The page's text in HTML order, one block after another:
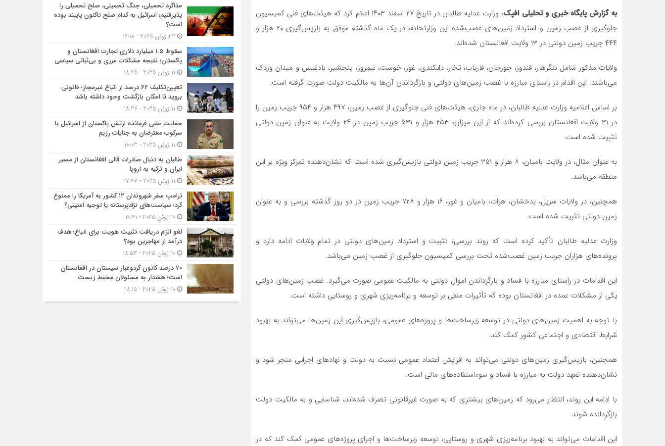
به گزارش پایگاه خبری و تحلیلی افپک
، وزارت عدلیه طالبان در تاریخ ۲۷ اسفند ۱۴۰۳ اعلام کرد که هیئت‌های فنی کمیسیون
جلوگیری از غصب زمین و استرداد زمین‌های غصب‌شده این وزارتخانه، در یک ماه گذشته موفق به بازپس‌گیری ۲۰ هزار و
۴۴۴ جریب زمین دولتی در ۱۳ ولایت افغانستان شده‌اند.
ولایات مذکور شامل ننگرهار، قندوز، جوزجان، فاریاب، تخار، دایکندی، غور، خوست، نیمروز، پنجشیر، بادغیس و میدان وردک
می‌باشند. این اقدام در راستای مبارزه با غصب زمین‌های دولتی و بازگرداندن آن‌ها به مالکیت دولت صورت گرفته است.
بر اساس اعلامیه وزارت عدلیه طالبان، در ماه جاری، هیئت‌های فنی جلوگیری از غصب زمین، ۴۹۷ هزار و ۹۵۴ جریب زمین را
در ۳۱ ولایت افغانستان بررسی کرده‌اند که از این میزان، ۲۵۳ هزار و ۵۳۱ جریب زمین در ۲۴ ولایت به عنوان زمین دولتی
تثبیت شده است.
به عنوان مثال، در ولایت بامیان، ۸ هزار و ۳۵۱ جریب زمین دولتی بازپس‌گیری شده است که نشان‌دهنده تمرکز ویژه بر این
منطقه می‌باشد.
همچنین، در ولایات سرپل، بدخشان، هرات، بامیان و غور، ۱۶ هزار و ۷۲۸ جریب زمین در دو روز گذشته بررسی و به عنوان
زمین دولتی تثبیت شده است.
وزارت عدلیه طالبان تأکید کرده است که روند بررسی، تثبیت و استرداد زمین‌های دولتی در تمام ولایات ادامه دارد و
پرونده‌های هزاران جریب زمین غصب‌شده تحت بررسی کمیسیون جلوگیری از غصب زمین می‌باشد.
این اقدامات در راستای مبارزه با فساد و بازگرداندن اموال دولتی به مالکیت عمومی صورت می‌گیرد. غصب زمین‌های دولتی
یکی از مشکلات عمده در افغانستان بوده که تأثیرات منفی بر توسعه و برنامه‌ریزی شهری و روستایی داشته است.
با توجه به اهمیت زمین‌های دولتی در توسعه زیرساخت‌ها و پروژه‌های عمومی، بازپس‌گیری این زمین‌ها می‌تواند به بهبود
شرایط اقتصادی و اجتماعی کشور کمک کند.
همچنین، بازپس‌گیری زمین‌های دولتی می‌تواند به افزایش اعتماد عمومی نسبت به دولت و نهادهای اجرایی منجر شود و
نشان‌دهنده تعهد دولت به مبارزه با فساد و سوءاستفاده‌های مالی است.
با ادامه این روند، انتظار می‌رود که زمین‌های بیشتری که به صورت غیرقانونی تصرف شده‌اند، شناسایی و به مالکیت دولت
بازگردانده شوند.
این اقدامات می‌تواند به بهبود برنامه‌ریزی شهری و روستایی، توسعه زیرساخت‌ها و اجرای پروژه‌های عمومی کمک کند که در
مذاکره تحمیلی، جنگ تحمیلی، صلح تحمیلی را
پذیرفتیم؛ اسرائیل به کدام صلح تاکنون پایبند بوده
است؟
سقوط ۱.۵ میلیارد دلاری تجارت افغانستان و
پاکستان؛ نتیجه مشکلات مرزی و بی‌ثباتی سیاسی
تعیین‌تکلیف ۶۲ درصد از اتباع غیرمجاز؛ قانونی
بروید تا امکان بازگشت وجود داشته باشد
حمایت علنی فرمانده ارتش پاکستان از اسرائیل با
سرکوب معترضان به جنایات رژیم
طالبان به دنبال صادرات قالی افغانستان از مسیر
ایران و ترکیه به اروپا
ترامپ سفر شهروندان ۱۲ کشور به آمریکا را ممنوع
کرد؛ سیاست‌های نژادپرستانه یا توجیه امنیتی؟
10 ژوئن 2025 - 19:41
لغو الزام دریافت تثبیت هویت برای اتباع؛ هدف
درآمد از مهاجرین بود؟
10 ژوئن 2025 - 18:53
۷۰ درصد کانون گردوغبار سیستان در افغانستان
است؛ هشدار به مسئولان محیط زیست
10 ژوئن 2025 - 18:15